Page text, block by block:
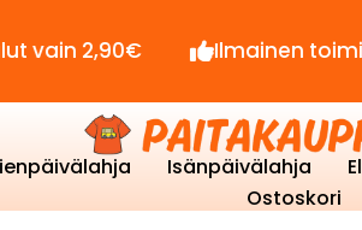
2,90€ Ilmainen toimitus yli
Isänpäivälahja
Ostoskori